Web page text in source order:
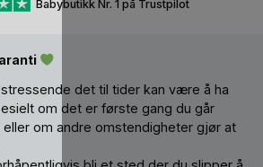
Babybutikk Nr. 1 på Trustpilot
det til tider kan være å ha
om det er første gang du går
om andre omstendigheter gjør at